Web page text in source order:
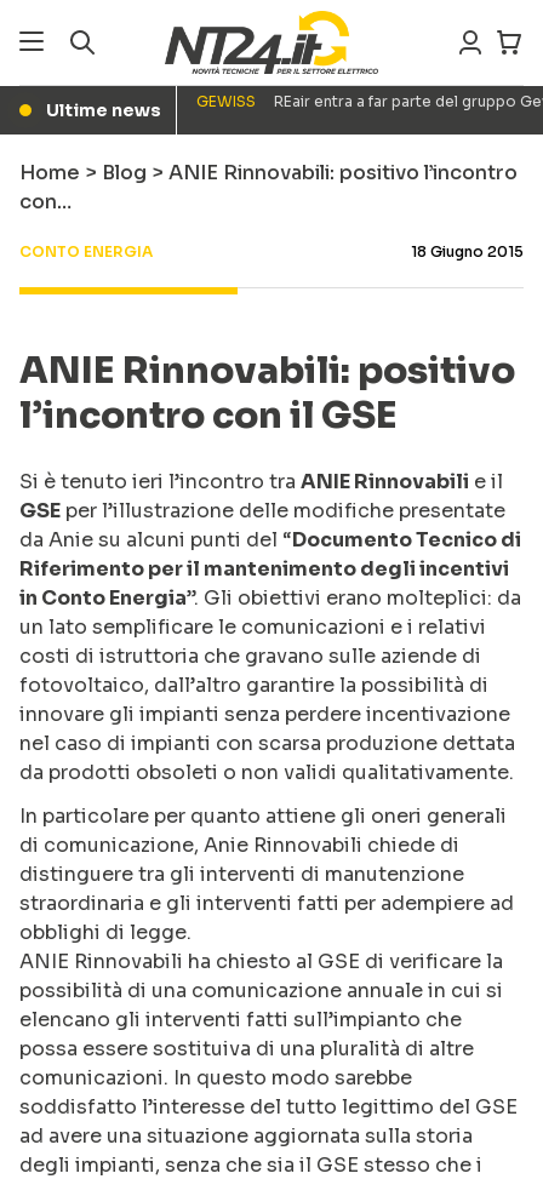
● Ultime news GEWISS REair entra a far parte del gruppo
Home > Blog > ANIE Rinnovabili: positivo l’incontro
con…
CONTO ENERGIA 18 Giugno 2015
ANIE Rinnovabili: positivo
l’incontro con il GSE
Si è tenuto ieri l’incontro tra ANIE Rinnovabili e il
GSE per l’illustrazione delle modifiche presentate
da Anie su alcuni punti del “Documento Tecnico di
Riferimento per il mantenimento degli incentivi
in Conto Energia”. Gli obiettivi erano molteplici: da
un lato semplificare le comunicazioni e i relativi
costi di istruttoria che gravano sulle aziende di
fotovoltaico, dall’altro garantire la possibilità di
innovare gli impianti senza perdere incentivazione
nel caso di impianti con scarsa produzione dettata
da prodotti obsoleti o non validi qualitativamente.
In particolare per quanto attiene gli oneri generali
di comunicazione, Anie Rinnovabili chiede di
distinguere tra gli interventi di manutenzione
straordinaria e gli interventi fatti per adempiere ad
obblighi di legge.
ANIE Rinnovabili ha chiesto al GSE di verificare la
possibilità di una comunicazione annuale in cui si
elencano gli interventi fatti sull’impianto che
possa essere sostituiva di una pluralità di altre
comunicazioni. In questo modo sarebbe
soddisfatto l’interesse del tutto legittimo del GSE
ad avere una situazione aggiornata sulla storia
degli impianti, senza che sia il GSE stesso che i